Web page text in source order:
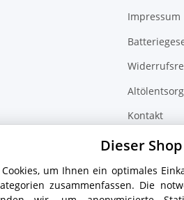
Impressum
Kontakt
Zubehör
Dieser
um Ihnen ein optimales
zusammenfassen. Die